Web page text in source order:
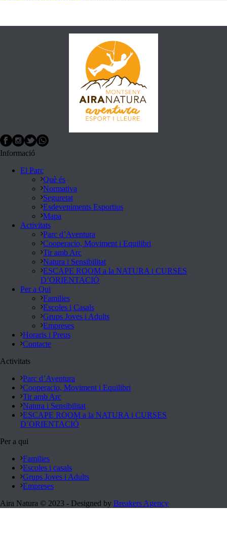
Informació
El Parc
Què és
Normativa
Seguretat
Esdeveniments Esportius
Mapa
Activitats
Parc d’Aventura
Cooperacio, Moviment i Equilibri
Tir amb Arc
Natura i Sensibilitat
ESCAPE ROOM a la NATURA i CURSES
D’ORIENTACIÓ
Per a Qui
Families
Escoles i Casals
Grups Joves i Adults
Empreses
Horaris i Preus
Contacte
Activitats
Parc d’Aventura
Cooperacio, Moviment i Equilibri
Tir amb Arc
Natura i Sensibilitat
ESCAPE ROOM a la NATURA i CURSES
D’ORIENTACIÓ
Per a qui
Families
Escoles i casals
Grups Joves i Adults
Empreses
Aira Natura © 2023 - Designed by Breakers Agency